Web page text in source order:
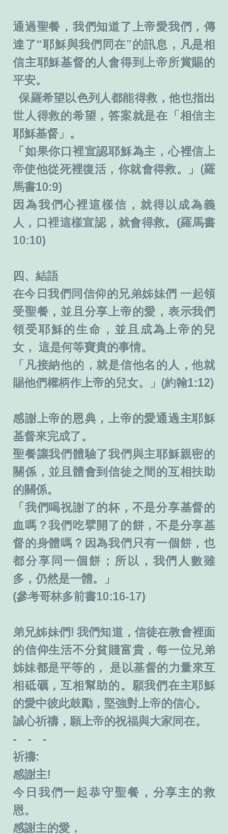
通過聖餐，我們知道了上帝愛我們，傳
達了“耶穌與我們同在”的訊息，凡是相
信主耶穌基督的人會得到上帝所賞賜的
平安。
保羅希望以色列人都能得救，他也指出
世人得救的希望，答案就是在「相信主
耶穌基督」。
「如果你口裡宣認耶穌為主，心裡信上
帝使他從死裡復活，你就會得救。」(羅
馬書10:9)
因為我們心裡這樣信，就得以成為義
人，口裡這樣宣認，就會得救。(羅馬書
10:10)
四、結語
在今日我們同信仰的兄弟姊妹們 一起領
受聖餐，並且分享上帝的愛，表示我們
領受耶穌的生命，並且成為上帝的兒
女， 這是何等寶貴的事情。
「凡接納他的，就是信他名的人，他就
賜他們權柄作上帝的兒女。」(約翰1:12)
感謝上帝的恩典，上帝的愛通過主耶穌
基督來完成了。
聖餐讓我們體驗了我們與主耶穌親密的
關係，並且體會到信徒之間的互相扶助
的關係。
「我們喝祝謝了的杯，不是分享基督的
血嗎？我們吃擘開了的餅，不是分享基
督的身體嗎？因為我們只有一個餅，也
都分享同一個餅；所以，我們人數雖
多，仍然是一體。」
(參考哥林多前書10:16-17)
弟兄姊妹們! 我們知道，信徒在教會裡面
的信仰生活不分貧賤富貴，每一位兄弟
姊妹都是平等的， 是以基督的力量來互
相砥礪，互相幫助的。願我們在主耶穌
的愛中彼此鼓勵，堅強對上帝的信心。
誠心祈禱，願上帝的祝福與大家同在。
‐　‐　‐
祈禱:
感謝主!
今日我們一起恭守聖餐，分享主的救
恩。
感謝主的愛，